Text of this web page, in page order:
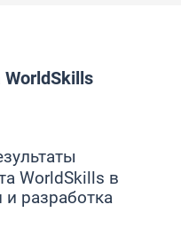
WorldSkills в
и разработка